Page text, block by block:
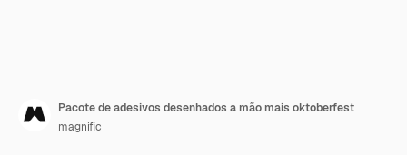
Pacote de adesivos desenhados a mão mais oktoberfest
magnific